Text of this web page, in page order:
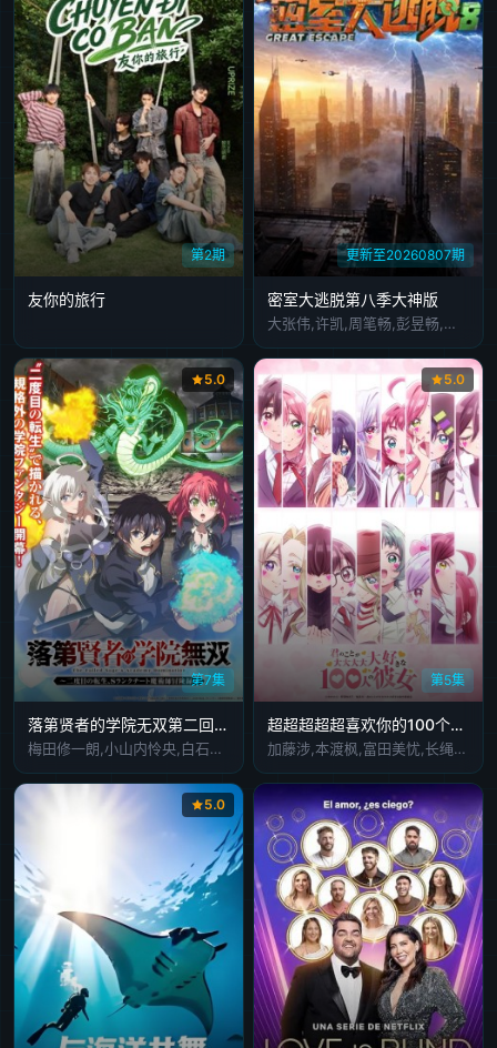
第2期
友你的旅行
更新至20260807期
密室大逃脱第八季大神版
大张伟,许凯,周笔畅,彭昱畅,张真源,陈哲远
第7集
5.0
落第贤者的学院无双第二回转生
梅田修一朗,小山内怜央,白石晴香,加藤英美里,平川大辅,东地宏树,福原绫香
第5集
5.0
超超超超超喜欢你的100个女朋友第三季
加藤涉,本渡枫,富田美忧,长绳麻理亚,濑户麻沙美,朝井彩加,上坂堇,进藤天音,三森铃子,高桥李依,Lynn,高尾奏音,石原夏织,竹达彩奈,千叶繁,上田祐司
5.0